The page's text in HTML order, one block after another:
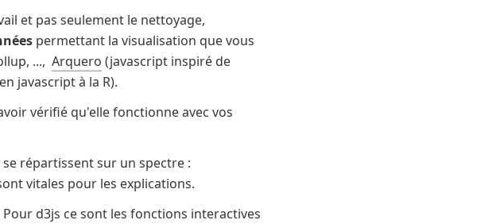
et pas seulement le nettoyage,
permettant la visualisation que vous
..., Arquero (javascript inspiré de
javascript à la R).
vérifié qu'elle fonctionne avec vos
répartissent sur un spectre :
vitales pour les explications.
d3js ce sont les fonctions interactives